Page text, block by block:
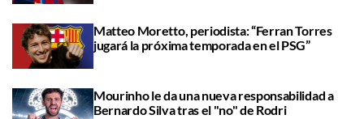
Matteo Moretto, periodista: “Ferran Torres
jugará la próxima temporada en el PSG”
Mourinho le da una nueva responsabilidad a
Bernardo Silva tras el "no" de Rodri